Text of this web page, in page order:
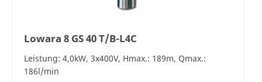
Lowara 8 GS 40 T/B-L4C
Leistung: 4,0kW, 3x400V, Hmax.: 189m, Qmax.:
186l/min